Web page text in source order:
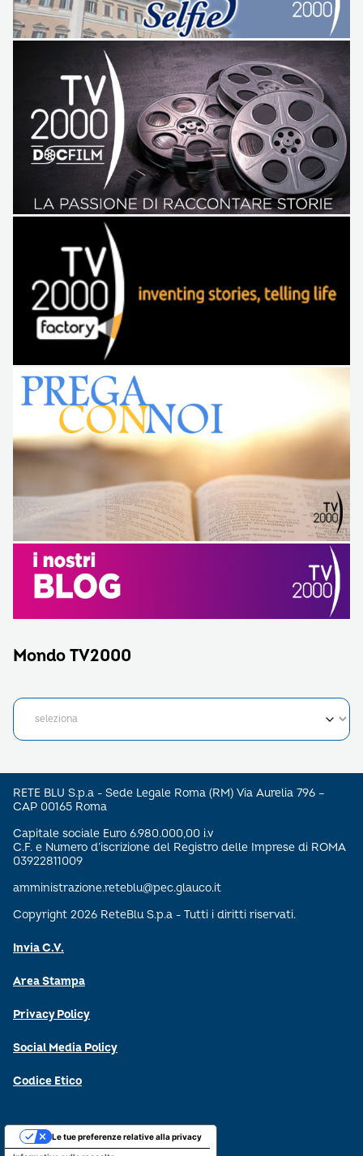
Mondo TV2000
RETE BLU S.p.a - Sede Legale Roma (RM) Via Aurelia 796 –
CAP 00165 Roma
Capitale sociale Euro 6.980.000,00 i.v
C.F. e Numero d’iscrizione del Registro delle Imprese di ROMA
03922811009
amministrazione.reteblu@pec.glauco.it
Copyright 2026 ReteBlu S.p.a - Tutti i diritti riservati.
Invia C.V.
Area Stampa
Privacy Policy
Social Media Policy
Codice Etico
Le tue preferenze relative alla privacy